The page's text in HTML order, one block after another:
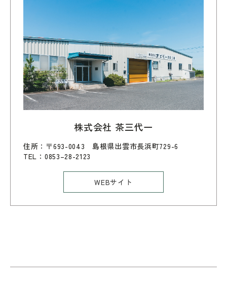
株式会社 茶三代一
住所：〒693-0043 島根県出雲市長浜町729-6
TEL：0853–28-2123
WEBサイト